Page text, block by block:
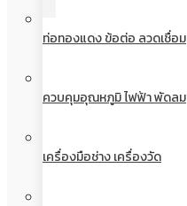
ท่อทองแดง ข้อต่อ ลวดเชื่อม
ควบคุมอุณหภูมิ ไฟฟ้า พัดลม
เครื่องมือช่าง เครื่องวัด